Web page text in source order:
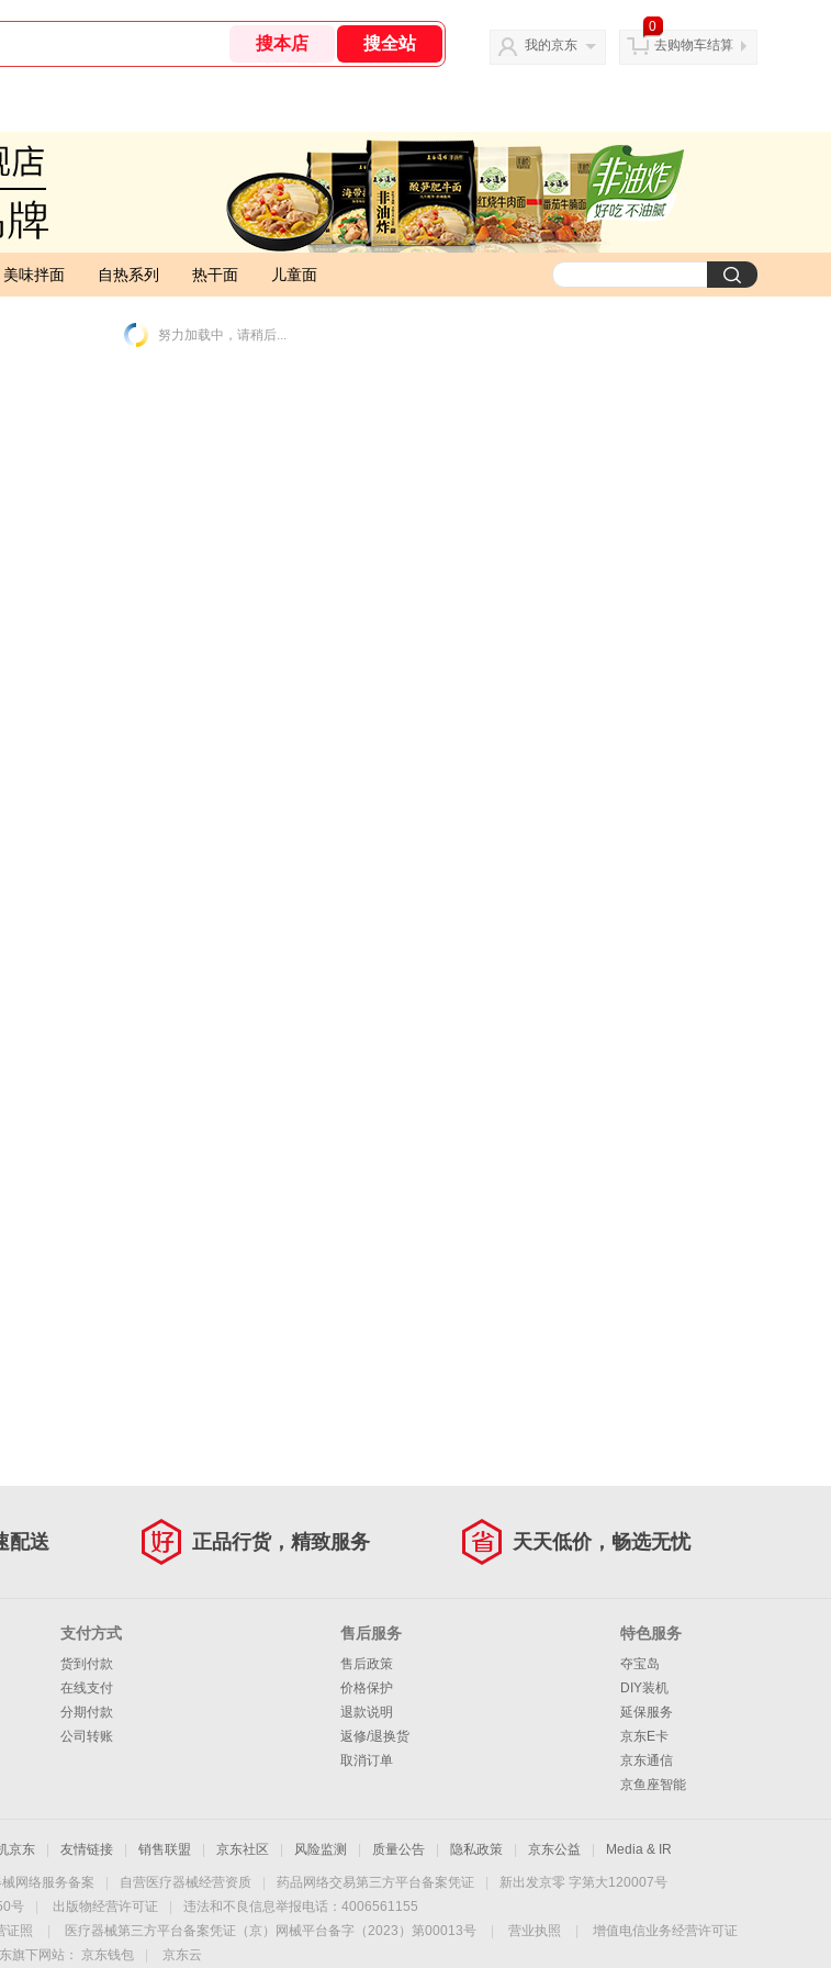
我的京东
0
去购物车结算
美味拌面 自热系列 热干面 儿童面
努力加载中，请稍后...
配送 正品行货，精致服务 天天低价，畅选无忧
支付方式
货到付款
在线支付
分期付款
公司转账
售后服务
售后政策
价格保护
退款说明
返修/退换货
取消订单
特色服务
夺宝岛
DIY装机
延保服务
京东E卡
京东通信
京鱼座智能
京东 友情链接 销售联盟 京东社区 风险监测 质量公告 隐私政策 京东公益 Media & IR
网络服务备案 自营医疗器械经营资质 药品网络交易第三方平台备案凭证
新出发京零 字第大120007号
号
出版物经营许可证
违法和不良信息举报电话：4006561155
证照 医疗器械第三方平台备案凭证（京）网械平台备字（2023）第00013号 营业执照
增值电信业务经营许可证
旗下网站：
京东钱包
京东云